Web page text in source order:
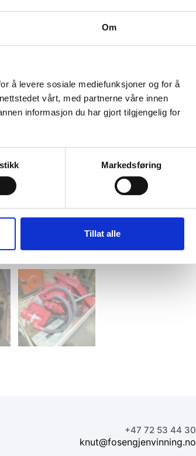
Om
å levere sosiale mediefunksjoner og for å
vårt, med partnerne våre innen
informasjon du har gjort tilgjengelig for
Markedsføring
Tillat alle
+47 72 53 44 30
knut@fosengjenvinning.no